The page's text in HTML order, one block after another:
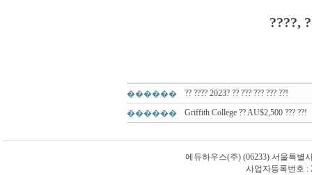
????,
������ ?? ???? 2023? ?? ??? ??? ??? ??!
������ Griffith College ?? AU$2,500 ??? ??!
에듀하우스(주) (06233) 서울특별
사업자등록번호 :